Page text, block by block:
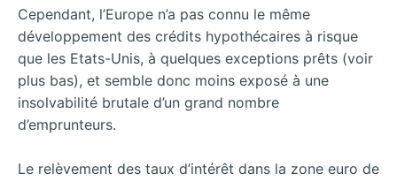
Cependant, l’Europe n’a pas connu le même
développement des crédits hypothécaires à risque
que les Etats-Unis, à quelques exceptions prêts (voir
plus bas), et semble donc moins exposé à une
insolvabilité brutale d’un grand nombre
d’emprunteurs.
Le relèvement des taux d’intérêt dans la zone euro de